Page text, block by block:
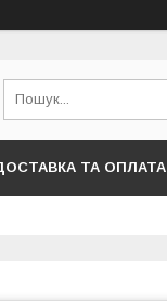
ТА ОПЛАТА